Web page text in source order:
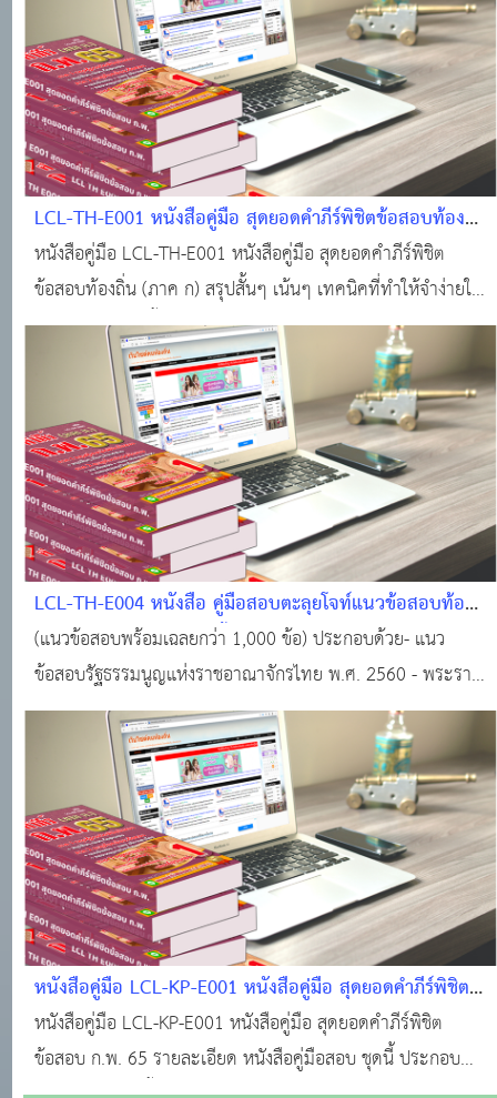
LCL-TH-E001 หนังสือคู่มือ สุดยอดคำภีร์พิชิตข้อสอบท้อง
ถิ่น (ภาค ก)
หนังสือคู่มือ LCL-TH-E001 หนังสือคู่มือ สุดยอดคำภีร์พิชิต
ข้อสอบท้องถิ่น (ภาค ก) สรุปสั้นๆ เน้นๆ เทคนิคที่ทำให้จำง่ายใน
การทำข้อสอบ เนื้อหาในเล่มประกอบด้วย ติดตามช่อง E-Book
LCL Center บน Youtube ส่วนที่ 1 วิชาความสามารถในการ
ศึกษา วิเคราะห์และสรุปเหตุผล +อุ
LCL-TH-E004 หนังสือ คู่มือสอบตะลุยโจท์แนวข้อสอบท้อง
ถิ่น(ภาค ก) วิชา ความรู้พื้นฐานในการปฏิบัติราชการ (กฏ
หมายหลักทุกตำแหน่งต้องสอบ)
(แนวข้อสอบพร้อมเฉลยกว่า 1,000 ข้อ) ประกอบด้วย- แนว
ข้อสอบรัฐธรรมนูญแห่งราชอาณาจักรไทย พ.ศ. 2560 - พระราช
บัญญัติระเบียบบริหารราชการแผ่นดิน พ.ศ. 2534 และแก้ไขเพิ่ม
เติม - พระราชกฤษฎีกาว่าด้วยหลักเกณฑ์และวิธีการบริหาร
กิจการบ้านเมืองที่ดี พ.ศ. 2546 และแก้ไขเพิ่
หนังสือคู่มือ LCL-KP-E001 หนังสือคู่มือ สุดยอดคำภีร์พิชิต
ข้อสอบ ก.พ. 65 (เล่มเดียวเอาอยู่)
หนังสือคู่มือ LCL-KP-E001 หนังสือคู่มือ สุดยอดคำภีร์พิชิต
ข้อสอบ ก.พ. 65 รายละเอียด หนังสือคู่มือสอบ ชุดนี้ ประกอบ